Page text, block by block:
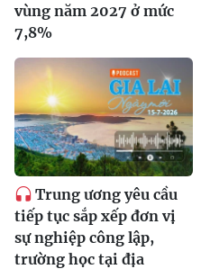
vùng năm 2027 ở mức
7,8%
Trung ương yêu cầu
tiếp tục sắp xếp đơn vị
sự nghiệp công lập,
trường học tại địa